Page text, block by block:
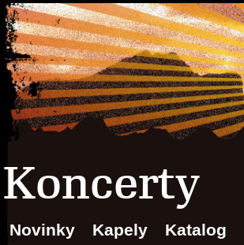
Koncerty
Novinky Kapely Katalog